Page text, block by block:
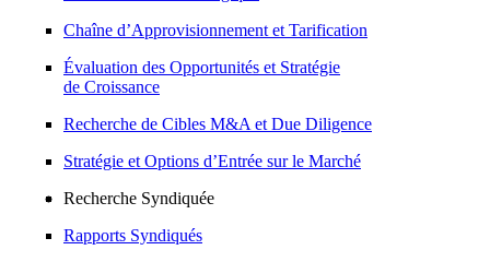
Chaîne d’Approvisionnement et Tarification
Évaluation des Opportunités et Stratégie
de Croissance
Recherche de Cibles M&A et Due Diligence
Stratégie et Options d’Entrée sur le Marché
Recherche Syndiquée
Rapports Syndiqués